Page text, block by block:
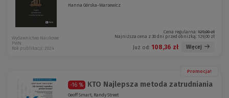
Hanna Górska-Warsewicz
Cena regularna: 129,00 zł
Najniższa cena z 30 dni przed obniżką: 129,00 zł
Już od: 108,36 zł Więcej
Wydawnictwo Naukowe
PWN
Rok publikacji: 2024
Promocja!
-16 % KTO Najlepsza metoda zatrudniania
Geoff Smart, Randy Street